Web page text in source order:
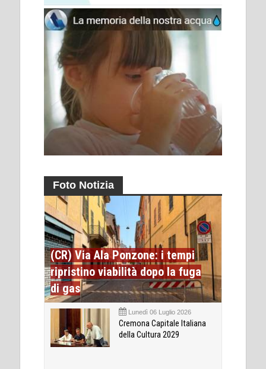
Foto Notizia
(CR) Via Ala Ponzone: i tempi
ripristino viabilità dopo la fuga
di gas
Lunedì 06 Luglio 2026
Cremona Capitale Italiana
della Cultura 2029